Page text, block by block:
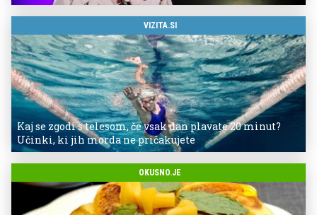
VIZITA.SI
Kaj se zgodi s telesom, če vsak dan plavate 20 minut?
Učinki, ki jih morda ne pričakujete
OKUSNO.JE